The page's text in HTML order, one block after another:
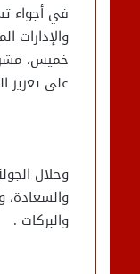
في أجواء
والإدارات
خميس،
على تعزيز
وخلال
والسعادة،
والبركات .